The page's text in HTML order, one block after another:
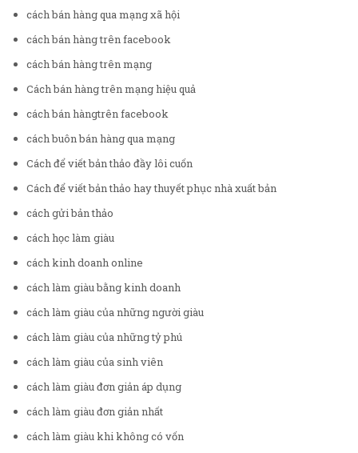
cách bán hàng qua mạng xã hội
cách bán hàng trên facebook
cách bán hàng trên mạng
Cách bán hàng trên mạng hiệu quả
cách bán hàngtrên facebook
cách buôn bán hàng qua mạng
Cách để viết bản thảo đầy lôi cuốn
Cách để viết bản thảo hay thuyết phục nhà xuất bản
cách gửi bản thảo
cách học làm giàu
cách kinh doanh online
cách làm giàu bằng kinh doanh
cách làm giàu của những người giàu
cách làm giàu của những tỷ phú
cách làm giàu của sinh viên
cách làm giàu đơn giản áp dụng
cách làm giàu đơn giản nhất
cách làm giàu khi không có vốn